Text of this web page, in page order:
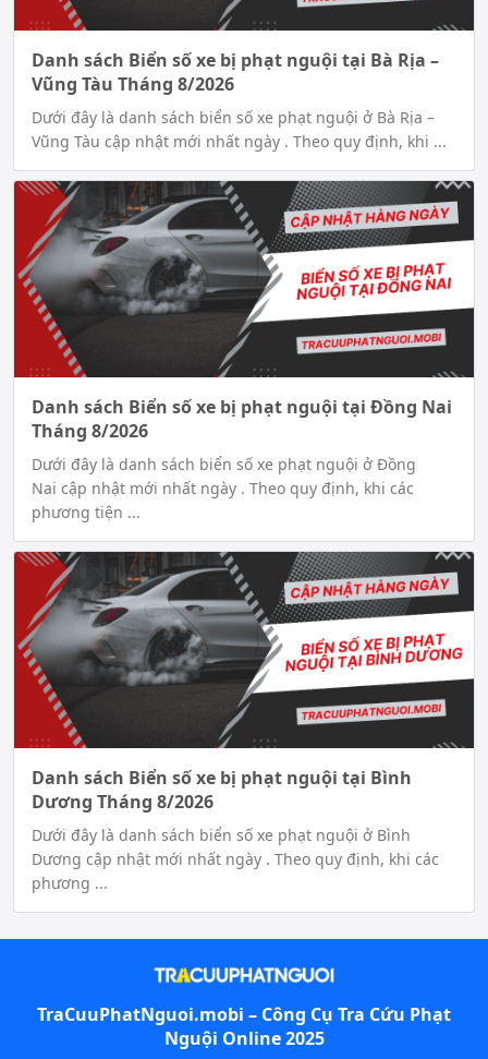
Danh sách Biển số xe bị phạt nguội tại Bà Rịa –
Vũng Tàu Tháng 8/2026
Dưới đây là danh sách biển số xe phạt nguội ở Bà Rịa –
Vũng Tàu cập nhật mới nhất ngày . Theo quy định, khi ...
Danh sách Biển số xe bị phạt nguội tại Đồng Nai
Tháng 8/2026
Dưới đây là danh sách biển số xe phạt nguội ở Đồng
Nai cập nhật mới nhất ngày . Theo quy định, khi các
phương tiện ...
Danh sách Biển số xe bị phạt nguội tại Bình
Dương Tháng 8/2026
Dưới đây là danh sách biển số xe phạt nguội ở Bình
Dương cập nhật mới nhất ngày . Theo quy định, khi các
phương ...
TraCuuPhatNguoi.mobi – Công Cụ Tra Cứu Phạt
Nguội Online 2025